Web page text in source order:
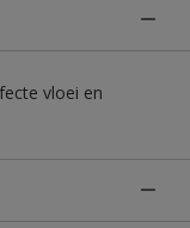
vloei en